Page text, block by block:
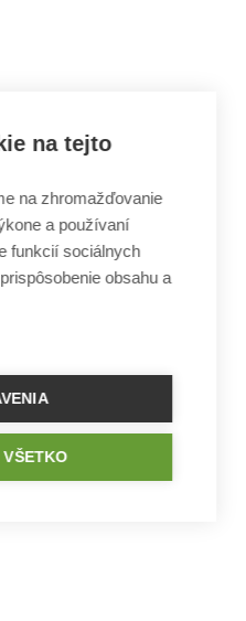
na tejto
na zhromažďovanie
a používaní
funkcií sociálnych
obsahu a
VŠETKO